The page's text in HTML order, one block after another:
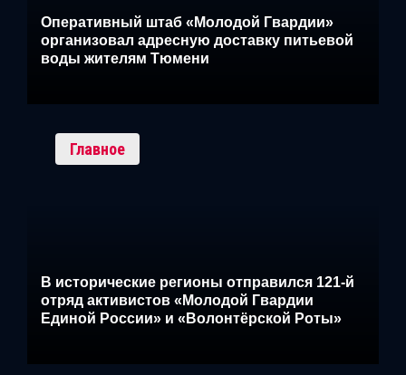
Оперативный штаб «Молодой Гвардии»
организовал адресную доставку питьевой
воды жителям Тюмени
Главное
В исторические регионы отправился 121-й
отряд активистов «Молодой Гвардии
Единой России» и «Волонтёрской Роты»